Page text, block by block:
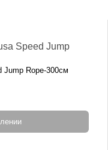
Jump Rope-300см